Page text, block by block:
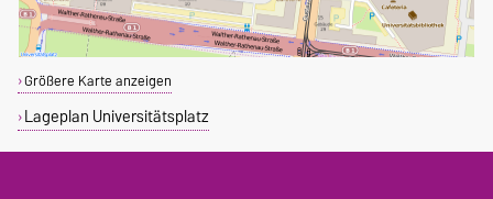
Größere Karte anzeigen
Lageplan Universitätsplatz